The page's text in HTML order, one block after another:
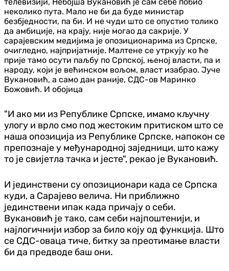
неколико пута. Мало не би да буде министар
безбједности, па би. И не чуди што се опустио толико
да амбиције, на крају, није могао да сакрије. У
сарајевским медијима је опозиционарима из Српске,
очигледно, најпријатније. Малтене се утркују ко ће
прије тамо осути паљбу по Српској, њеној власти, па и
народу, који је већинском вољом, власт изабрао. Јуче
Вукановић, а само дан раније, СДС-ов Маринко
Божовић. И обојица
"И ако ми из Републике Српске, имамо кључну
улогу и врло смо под жестоким притиском што се
наша опозиција из Републике Српске, напокон се
препознаје у међународној заједници, што кажу
то је свијетла тачка и јесте", рекао је Вукановић.
И јединствени су опозиционари када се Српска
куди, а Сарајево велича. Ни приближно
јединствени ипак када причају о себи.
Вукановић је тако, сам себи најпоштенији, и
најлогичнији избор за било коју од функција. Што
се СДС-оваца тиче, битку за преотимање власти
би да предводе баш они.